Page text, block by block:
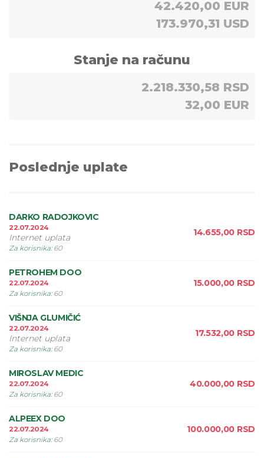
42.420,00 EUR
173.970,31 USD
Stanje na računu
2.218.330,58 RSD
32,00 EUR
Poslednje uplate
DARKO RADOJKOVIC
22.07.2024
Internet uplata
Za korisnika: 60
14.655,00 RSD
PETROHEM DOO
22.07.2024
Za korisnika: 60
15.000,00 RSD
VIŠNJA GLUMIČIĆ
22.07.2024
Internet uplata
Za korisnika: 60
17.532,00 RSD
MIROSLAV MEDIC
22.07.2024
Za korisnika: 60
40.000,00 RSD
ALPEEX DOO
22.07.2024
Za korisnika: 60
100.000,00 RSD